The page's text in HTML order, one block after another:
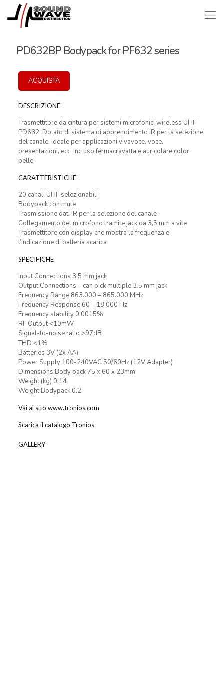
PD632BP Bodypack for PF632 series
ACQUISTA
DESCRIZIONE
Trasmettitore da cintura per sistemi microfonici wireless UHF
PD632. Dotato di sistema di apprendimento IR per la selezione
del canale. Ideale per applicazioni vivavoce, voce,
presentazioni, ecc. Incluso fermacravatta e auricolare color
pelle.
CARATTERISTICHE
20 canali UHF selezionabili
Bodypack con mute
Trasmissione dati IR per la selezione del canale
Collegamento del microfono tramite jack da 3,5 mm a vite
Trasmettitore con display che mostra la frequenza e
l’indicazione di batteria scarica
SPECIFICHE
Input Connections 3.5 mm jack
Output Connections – can pick multiple 3.5 mm jack
Frequency Range 863.000 – 865.000 MHz
Frequency Response 60 – 18.000 Hz
Frequency stability 0.0015%
RF Output <10mW
Signal-to-noise ratio >97dB
THD <1%
Batteries 3V (2x AA)
Power Supply 100-240VAC 50/60Hz (12V Adapter)
Dimensions:Body pack 75 x 60 x 23mm
Weight (kg) 0,14
Weight:Bodypack 0.2
Vai al sito www.tronios.com
Scarica il catalogo Tronios
GALLERY